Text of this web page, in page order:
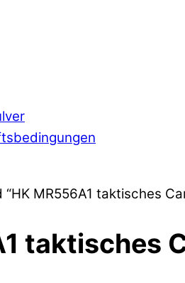
MR556A1 taktisches
taktisches